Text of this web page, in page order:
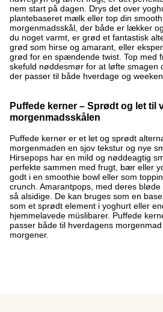
nem start på dagen. Drys det over
plantebaseret mælk eller top din
morgenmadsskål, der både er lækker
du noget varmt, er grød et fantastisk
grød som hirse og amarant, eller
grød for en spændende twist. Top med
skefuld nøddesmør for at løfte smagen
der passer til både hverdage og
Puffede kerner – Sprødt og let til
morgenmadsskålen
Puffede kerner er et let og sprødt
morgenmaden en sjov tekstur og nye
Hirsepops har en mild og nøddeagtig
perfekte sammen med frugt, bær eller
godt i en smoothie bowl eller som
crunch. Amarantpops, med deres
så alsidige. De kan bruges som en
som et sprødt element i yoghurt eller
hjemmelavede müslibarer. Puffede
passer både til hverdagens
morgener.